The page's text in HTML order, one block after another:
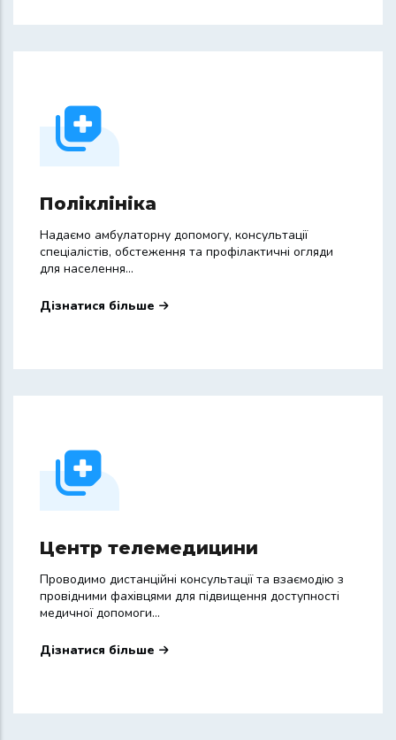
Поліклініка
Надаємо амбулаторну допомогу, консультації
спеціалістів, обстеження та профілактичні огляди
для населення...
Дізнатися більше
Центр телемедицини
Проводимо дистанційні консультації та взаємодію з
провідними фахівцями для підвищення доступності
медичної допомоги...
Дізнатися більше